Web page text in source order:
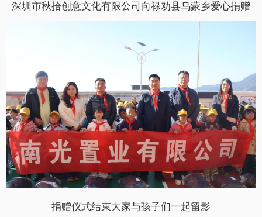
深圳市秋拾创意文化有限公司向禄劝县乌蒙乡爱心捐赠
捐赠仪式结束大家与孩子们一起留影